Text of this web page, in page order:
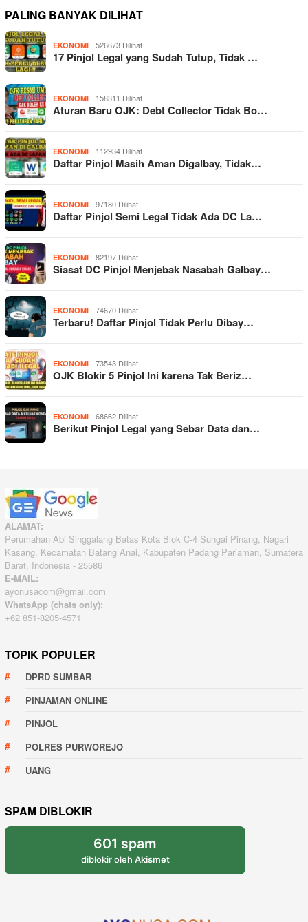
PALING BANYAK DILIHAT
EKONOMI 526673 Dilihat
17 Pinjol Legal yang Sudah Tutup, Tidak …
EKONOMI 158311 Dilihat
Aturan Baru OJK: Debt Collector Tidak Bo…
EKONOMI 112934 Dilihat
Daftar Pinjol Masih Aman Digalbay, Tidak…
EKONOMI 97180 Dilihat
Daftar Pinjol Semi Legal Tidak Ada DC La…
EKONOMI 82197 Dilihat
Siasat DC Pinjol Menjebak Nasabah Galbay…
EKONOMI 74670 Dilihat
Terbaru! Daftar Pinjol Tidak Perlu Dibay…
EKONOMI 73543 Dilihat
OJK Blokir 5 Pinjol Ini karena Tak Beriz…
EKONOMI 68662 Dilihat
Berikut Pinjol Legal yang Sebar Data dan…
ALAMAT:
Perumahan Abi Singgalang Batas Kota Blok C-4 Sungai Pinang, Nagari
Kasang, Kecamatan Batang Anai, Kabupaten Padang Pariaman, Sumatera
Barat, Indonesia - 25586
E-MAIL:
ayonusacom@gmail.com
WhatsApp (chats only):
+62 851-8205-4571
TOPIK POPULER
DPRD SUMBAR
PINJAMAN ONLINE
PINJOL
POLRES PURWOREJO
UANG
SPAM DIBLOKIR
601 spam
diblokir oleh Akismet